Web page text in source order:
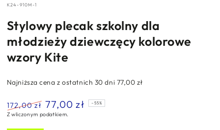
K24-910M-1
Stylowy plecak szkolny dla
młodzieży dziewczęcy kolorowe
wzory Kite
Najniższa cena z ostatnich 30 dni 77,00 zł
Normalna
172,00 zł
Cena
77,00 zł –55%
Z wliczonym podatkiem.